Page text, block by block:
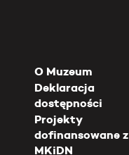
O Muzeum
Deklaracja
dostępności
Projekty
dofinansowane z
MKiDN